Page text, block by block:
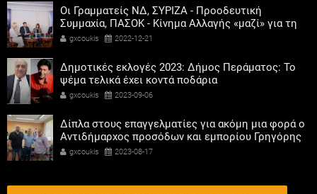
Οι Γραμματείς ΝΔ, ΣΥΡΙΖΑ - Προοδευτική
Συμμαχία, ΠΑΣΟΚ - Κίνημα Αλλαγής «μαζί» για τη
συμμετοχή των γυναικών στην πολιτική
gxcoukis 2022-12-21
Δημοτικές εκλογές 2023: Δήμος Περάματος: Το
ψέμα τελικά έχει κοντά ποδάρια
gxcoukis 2023-09-06
Δίπλα στους επαγγελματίες για ακόμη μια φορά ο
Αντιδήμαρχος προσόδων και εμπορίου Γρηγόρης
Καψοκόλης
gxcoukis 2023-08-17